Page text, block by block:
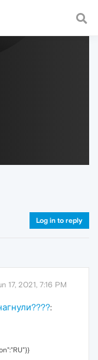
fast and
Log in to reply
17, 2021, 7:16 PM
: